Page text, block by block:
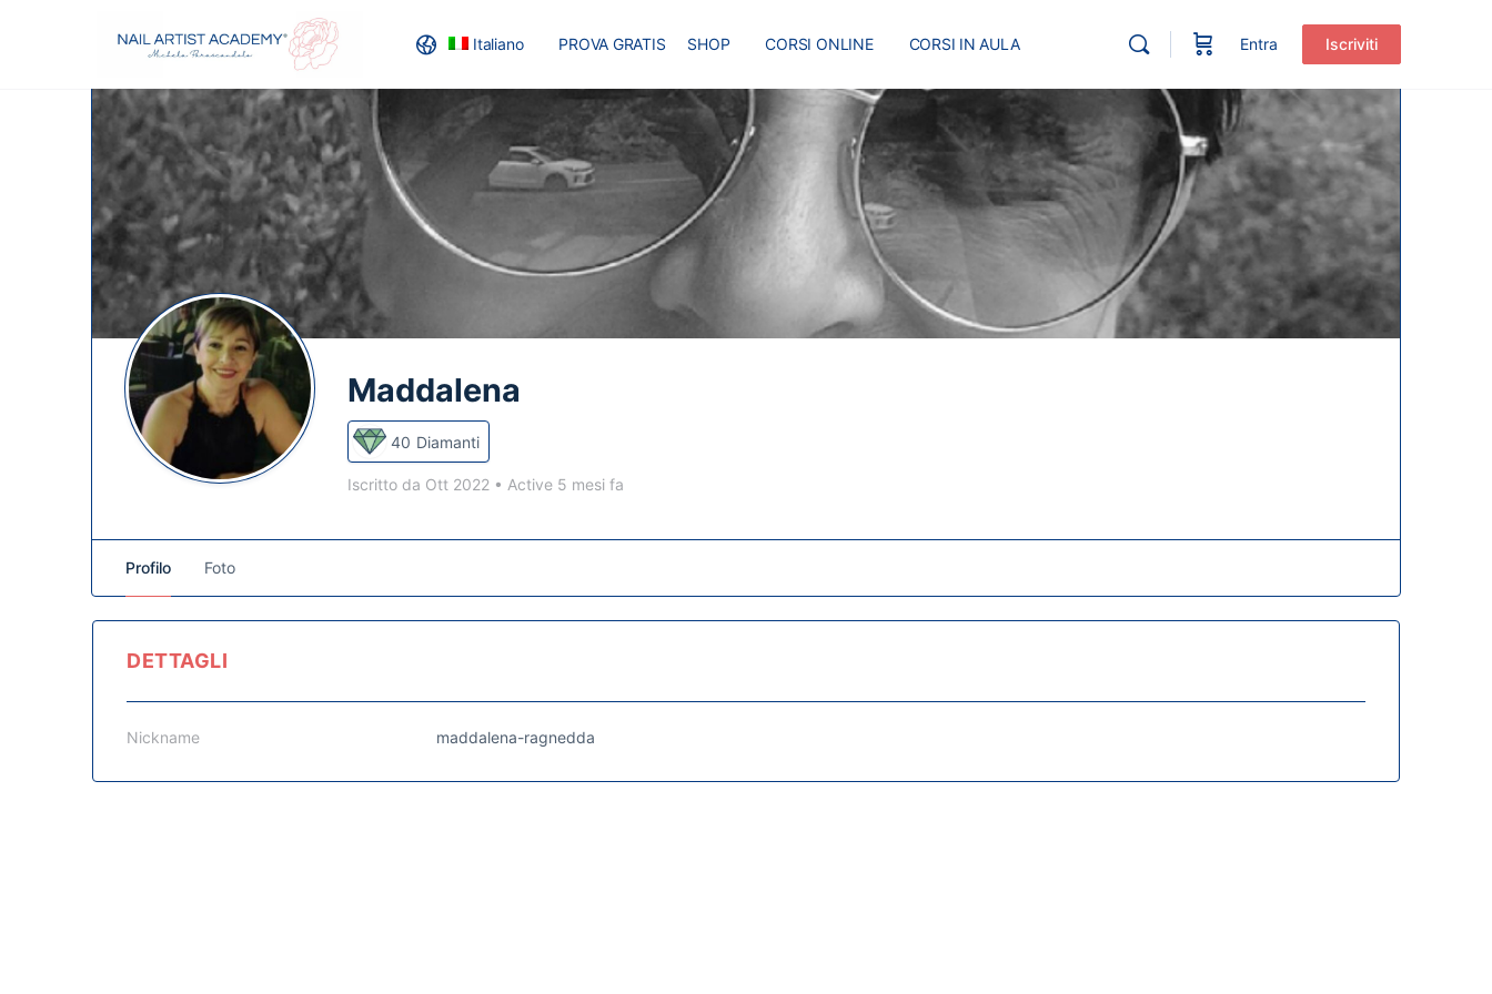
Italiano PROVA GRATIS SHOP CORSI ONLINE CORSI IN AULA
RECENSIONI MASTER BLOG
Entra Iscriviti
Maddalena
40 Diamanti
Iscritto da Ott 2022 • Active 5 mesi fa
Profilo Foto
DETTAGLI
Nickname maddalena-ragnedda